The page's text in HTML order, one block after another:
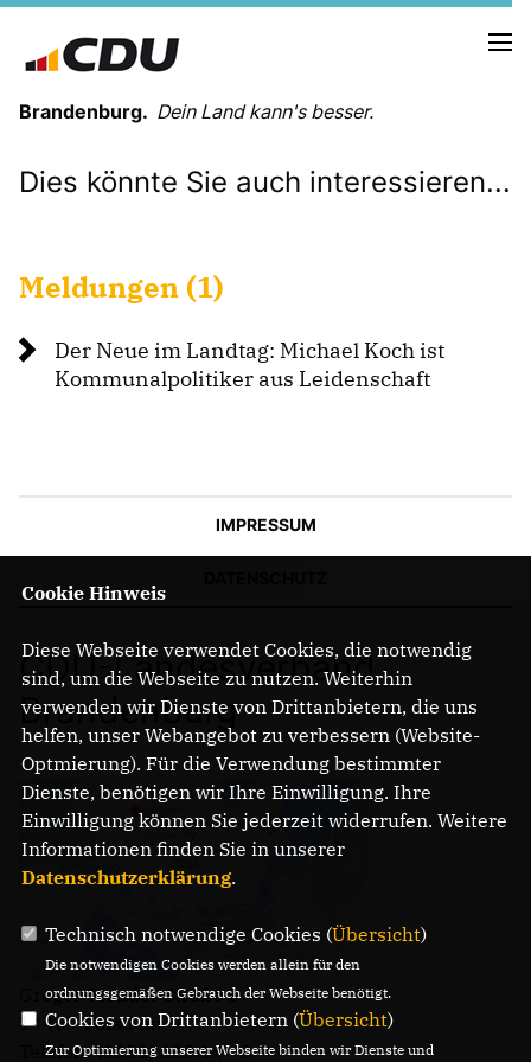
Brandenburg. Dein Land kann's besser.
MELDUNGEN
LANDESVORSTAND
ORGANISATION
KREISVERBÄNDE
PARTEIGESCHICHTE
PARTEIGERICHT
NEWSLETTER ABONNIEREN
BILDER
PROGRAMME
WICHTIGE BESCHLÜSSE DER CDU BRANDENBURG
75 JAHRE CDU BRANDENBURG
SPENDEN
Mitglied werden
Dies könnte Sie auch interessieren...
Meldungen (1)
Der Neue im Landtag: Michael Koch ist
Kommunalpolitiker aus Leidenschaft
IMPRESSUM
CDU-Landesverband
Brandenburg
Gregor-Mendel-Straße 3
14469 Potsdam
Telefon: (0331) 620 14 - 0
Cookie Hinweis
Diese Webseite verwendet Cookies, die notwendig
sind, um die Webseite zu nutzen. Weiterhin
verwenden wir Dienste von Drittanbietern, die uns
helfen, unser Webangebot zu verbessern (Website-
Optmierung). Für die Verwendung bestimmter
Dienste, benötigen wir Ihre Einwilligung. Ihre
Einwilligung können Sie jederzeit widerrufen. Weitere
Informationen finden Sie in unserer
Datenschutzerklärung.
Technisch notwendige Cookies (Übersicht)
Die notwendigen Cookies werden allein für den
ordnungsgemäßen Gebrauch der Webseite benötigt.
Cookies von Drittanbietern (Übersicht)
Zur Optimierung unserer Webseite binden wir Dienste und